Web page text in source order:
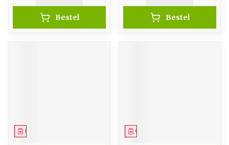
Bestel Bestel
Geneesmiddel Geneesmiddel